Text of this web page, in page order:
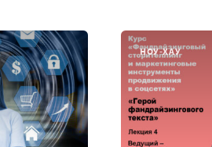
НОУ-ХАУ